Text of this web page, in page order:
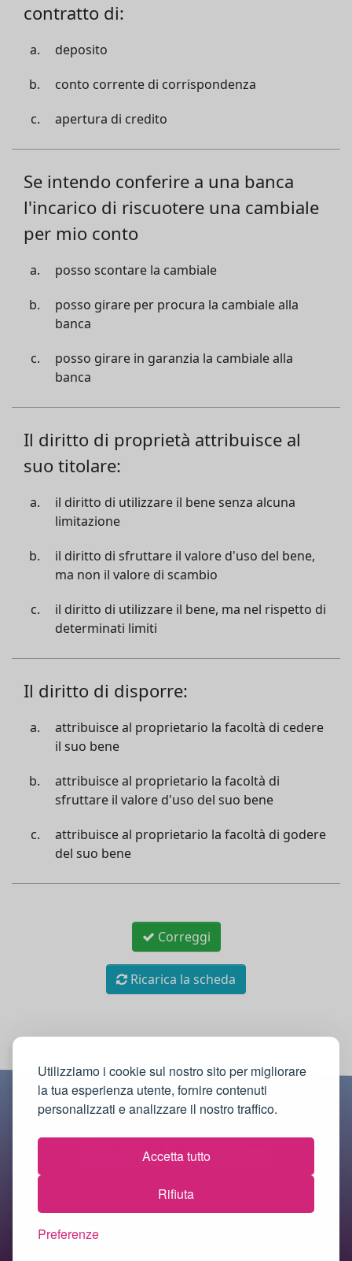
Utilizziamo i cookie sul nostro sito per migliorare
la tua esperienza utente, fornire contenuti
personalizzati e analizzare il nostro traffico.
Accetta tutto
Rifiuta
Preferenze
contratto di:
deposito
conto corrente di corrispondenza
apertura di credito
Se intendo conferire a una banca
l'incarico di riscuotere una cambiale
per mio conto
posso scontare la cambiale
posso girare per procura la cambiale alla
banca
posso girare in garanzia la cambiale alla
banca
Il diritto di proprietà attribuisce al
suo titolare:
il diritto di utilizzare il bene senza alcuna
limitazione
il diritto di sfruttare il valore d'uso del bene,
ma non il valore di scambio
il diritto di utilizzare il bene, ma nel rispetto di
determinati limiti
Il diritto di disporre:
attribuisce al proprietario la facoltà di cedere
il suo bene
attribuisce al proprietario la facoltà di
sfruttare il valore d'uso del suo bene
attribuisce al proprietario la facoltà di godere
del suo bene
Correggi
Ricarica la scheda
© 2018-2026 Immobilquiz.it |